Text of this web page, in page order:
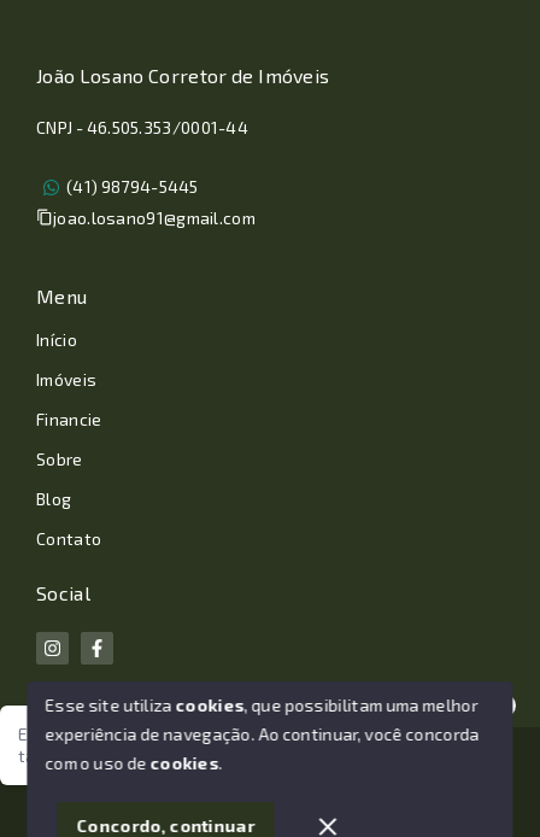
Estamos aqui para te ajudar. Vamos juntos nessa jornada
tão importante da sua vida?
João Losano Corretor de Imóveis
CNPJ - 46.505.353/0001-44
(41) 98794-5445
joao.losano91@gmail.com
Menu
Início
Imóveis
Financie
Sobre
Blog
Contato
Social
© Copyright 2026 - João Losano Corretor de Imóveis -
SITE PARA IMOBILIARIA
Esse site utiliza cookies, que possibilitam uma melhor
experiência de navegação.Ao continuar, você concorda
com o uso de cookies.
Concordo, continuar